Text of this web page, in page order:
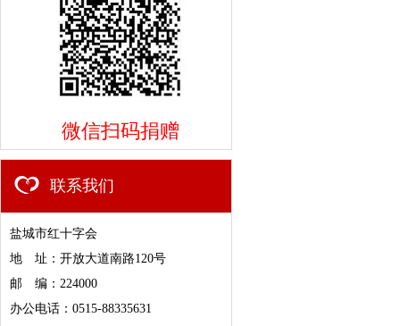
微信扫码捐赠
联系我们
盐城市红十字会
地 址：开放大道南路120号
邮 编：224000
办公电话：0515-88335631